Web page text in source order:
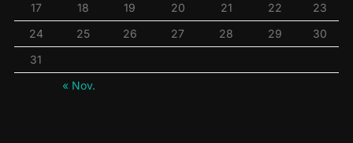
17
18 19 20 21 22
23
24
25 26 27 28 29
30
31
« Nov.